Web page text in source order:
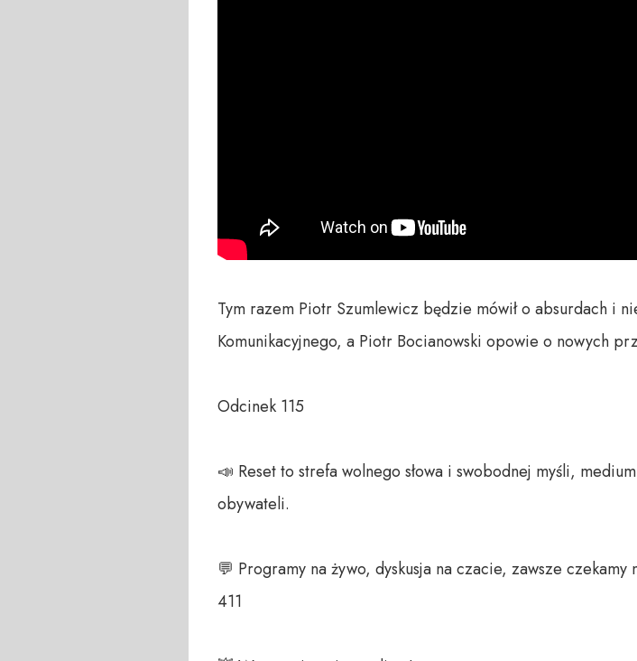
Tym razem Piotr Szumlewicz będzie mówił o absurdach i
Komunikacyjnego, a Piotr Bocianowski opowie o nowych
Odcinek 115
📣 Reset to strefa wolnego słowa i swobodnej myśli,
obywateli.
💬 Programy na żywo, dyskusja na czacie, zawsze
411